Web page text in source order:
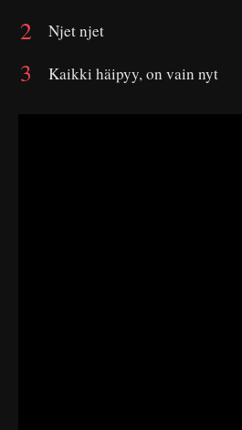
Njet njet
Kaikki häipyy, on vain nyt